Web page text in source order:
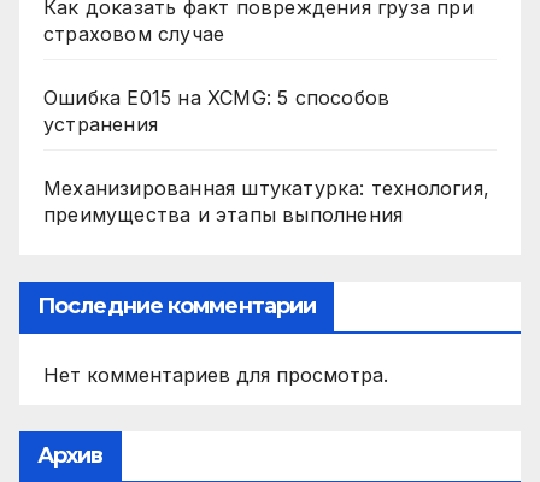
Как доказать факт повреждения груза при
страховом случае
Ошибка E015 на XCMG: 5 способов
устранения
Механизированная штукатурка: технология,
преимущества и этапы выполнения
Последние комментарии
Нет комментариев для просмотра.
Архив